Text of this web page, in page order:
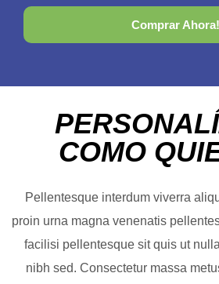
Comprar Ahora!
COMO
Pellentesque interdum viverra
proin urna magna venenatis
facilisi pellentesque sit quis ut
nibh sed. Consectetur massa